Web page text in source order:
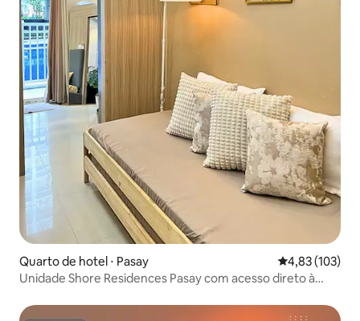
Quarto de hotel ⋅ Pasay 4,83 de uma
4,83 (103)
Unidade Shore Residences Pasay com acesso direto à